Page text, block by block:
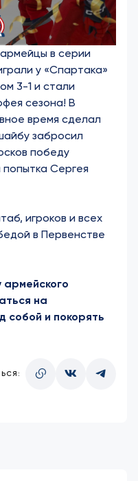
в серии
у «Спартака»
3-1 и стали
сезона! В
время сделал
забросил
победу
Сергея
игроков и всех
в Первенстве
армейского
на
собой и покорять